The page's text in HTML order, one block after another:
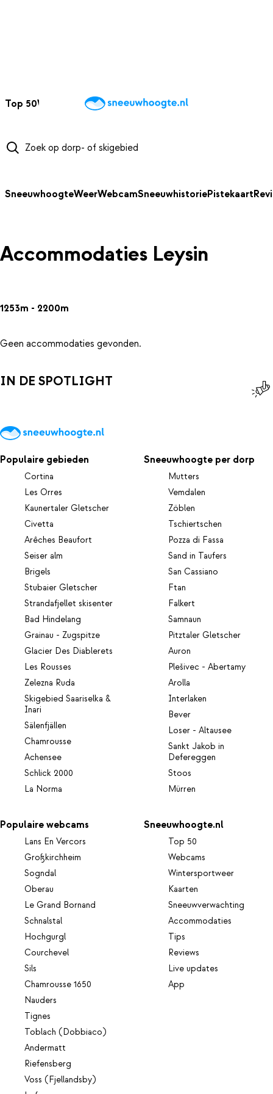
Top 50Webcams WintersportweerKaarten
SneeuwhoogteWeerWebcamSneeuwhistoriePistekaart
Accommodaties Leysin
1253m - 2200m
Geen accommodaties gevonden.
IN DE SPOTLIGHT
Populaire gebieden
Cortina
Les Orres
Kaunertaler Gletscher
Civetta
Arêches Beaufort
Seiser alm
Brigels
Stubaier Gletscher
Strandafjellet skisenter
Bad Hindelang
Grainau - Zugspitze
Glacier Des Diablerets
Les Rousses
Zelezna Ruda
Skigebied Saariselka &
Inari
Sälenfjällen
Chamrousse
Achensee
Schlick 2000
La Norma
Sneeuwhoogte per dorp
Mutters
Vemdalen
Zöblen
Tschiertschen
Pozza di Fassa
Sand in Taufers
San Cassiano
Ftan
Falkert
Samnaun
Pitztaler Gletscher
Auron
Plešivec - Abertamy
Arolla
Interlaken
Bever
Loser - Altausee
Sankt Jakob in
Defereggen
Stoos
Mürren
Populaire webcams
Lans En Vercors
Großkirchheim
Sogndal
Oberau
Le Grand Bornand
Schnalstal
Hochgurgl
Courchevel
Sils
Chamrousse 1650
Nauders
Tignes
Toblach (Dobbiaco)
Andermatt
Riefensberg
Voss (Fjellandsby)
Sneeuwhoogte.nl
Top 50
Webcams
Wintersportweer
Kaarten
Sneeuwverwachting
Accommodaties
Tips
Reviews
Live updates
App